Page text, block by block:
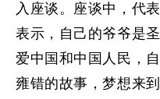
入座谈。座谈中，代
表示，自己的爷爷是
爱中国和中国人民，
雍错的故事，梦想来